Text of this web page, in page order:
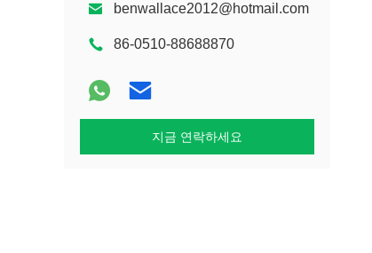
benwallace2012@hotmail.com
86-0510-88688870
지금 연락하세요